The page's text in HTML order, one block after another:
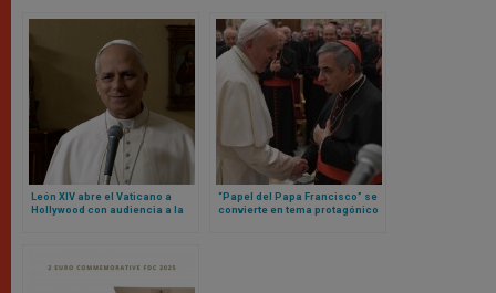
León XIV abre el Vaticano a
Hollywood con audiencia a la
“Papel del Papa Francisco” se
convierte en tema protagónico